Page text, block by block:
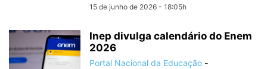
15 de junho de 2026 - 18:05h
Inep divulga calendário do Enem
2026
Portal Nacional da Educação -